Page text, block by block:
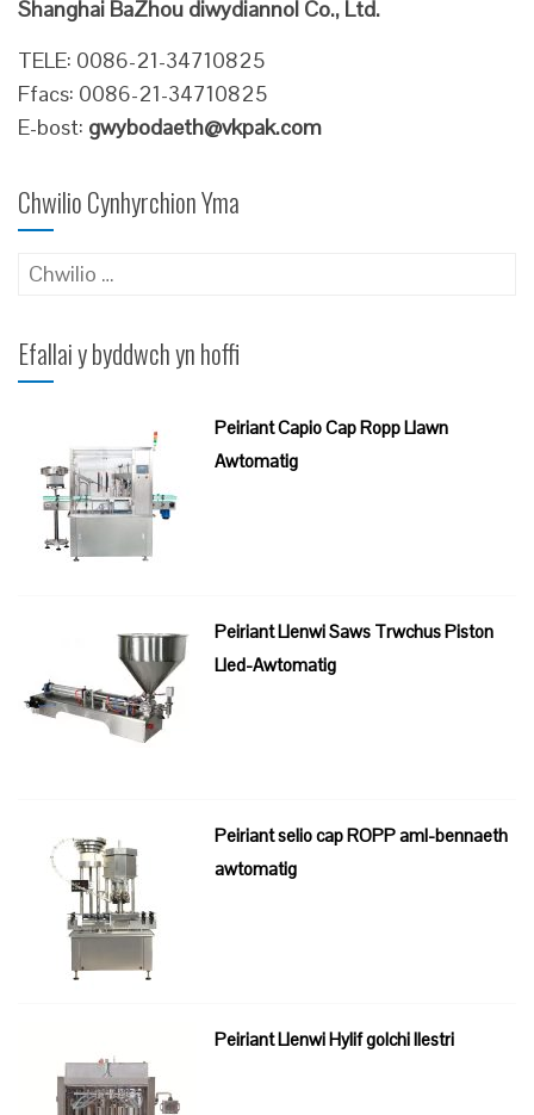
Shanghai BaZhou diwydiannol Co., Ltd.
TELE: 0086-21-34710825
Ffacs: 0086-21-34710825
E-bost: gwybodaeth@vkpak.com
Chwilio Cynhyrchion Yma
Chwilio
Efallai y byddwch yn hoffi
Peiriant Capio Cap Ropp Llawn
Awtomatig
Peiriant Llenwi Saws Trwchus Piston
Lled-Awtomatig
Peiriant selio cap ROPP aml-bennaeth
awtomatig
Peiriant Llenwi Hylif golchi llestri